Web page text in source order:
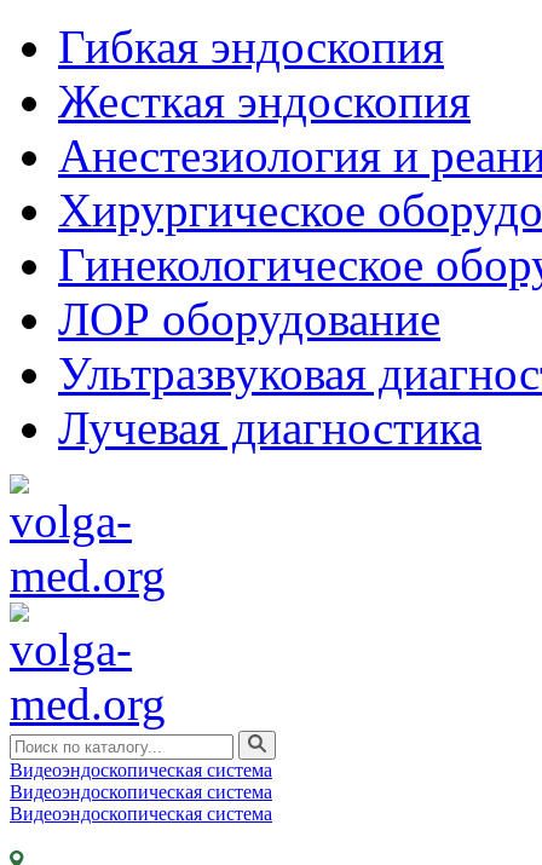
Гибкая эндоскопия
Жесткая эндоскопия
Анестезиология и
Хирургическое
Гинекологическое
ЛОР оборудование
Ультразвуковая
Лучевая диагностика
Видеоэндоскопическая система
Видеоэндоскопическая система
Видеоэндоскопическая система